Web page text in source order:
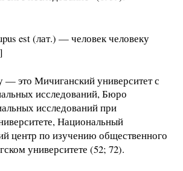
est (лат.) — человек человеку
]
это Мичиганский университет с
исследований, Бюро
исследований при
Национальный
центр по изучению общественного
университете (52; 72).